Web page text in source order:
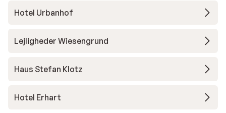
Hotel Urbanhof
Lejligheder Wiesengrund
Haus Stefan Klotz
Hotel Erhart